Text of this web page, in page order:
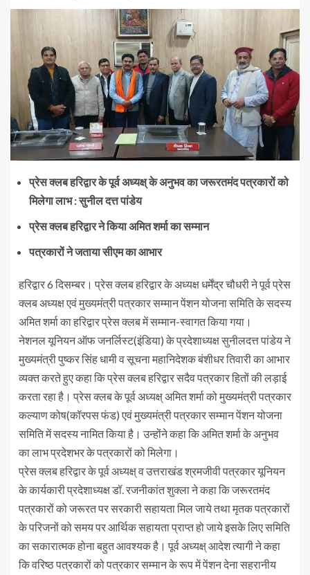
प्रेस क्लब हरिद्वार के पूर्व अध्यक्ष् के अनुभव का जरूरतमंद पत्रकारों को
मिलेगा लाभ : सुनील दत्त पांडेय
प्रेस क्लब हरिद्वार ने किया अमित शर्मा का सम्मान
पत्रकारों ने जताया सीएम का आभार
हरिद्वार 6 दिसम्बर। प्रेस क्लब हरिद्वार के अध्यक्ष धर्मेंद्र चौधरी ने पूर्व प्रेस
क्लब अध्यक्ष एवं मुख्यमंत्री पत्रकार सम्मान पेंशन योजना समिति के सदस्य
अमित शर्मा का हरिद्वार प्रेस क्लब में सम्मान-स्वागत किया गया।
नेशनल यूनियन ऑफ जनर्लिस्ट(इंडिया) के प्रदेशाध्यक्ष सुनीलदत्त पांडेय ने
मुख्यमंत्री पुष्कर सिंह धामी व सूचना महानिदेशक बंशीधर तिवारी का आभार
व्यक्त करते हुए कहा कि प्रेस क्लब हरिद्वार सदैव पत्रकार हितों की लड़ाई
करता रहा है। प्रेस क्लब के पूर्व अध्यक्ष् अमित शर्मा को मुख्यमंत्री पत्रकार
कल्याण कोष(कॉरपस फंड) एवं मुख्यमंत्री पत्रकार सम्मान पेंशन योजना
समिति में सदस्य नामित किया है। उन्होंने कहा कि अमित शर्मा के अनुभव
का लाभ प्रदेशभर के पत्रकारों को मिलेगा।
प्रेस क्लब हरिद्वार के पूर्व अध्यक्ष् व उत्तराखंड श्रमजीवी पत्रकार यूनियन
के कार्यकारी प्रदेशाध्यक्ष डॉ. रजनीकांत शुक्ला ने कहा कि जरूरतमंद
पत्रकारों को जरूरत पर सरकारी सहायता मिल जाये तथा मृतक पत्रकारों
के परिजनों को समय पर आर्थिक सहायता प्राप्त हो जाये इसके लिए समिति
का सकारात्मक होना बहुत आवश्यक है। पूर्व अध्यक्ष् आदेश त्यागी ने कहा
कि वरिष्ठ पत्रकारों को पत्रकार सम्मान के रूप में पेंशन देना सहरानीय